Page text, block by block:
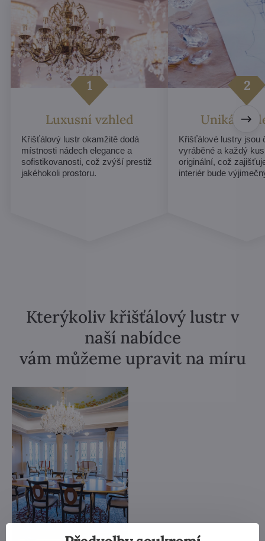
Luxusní vzhled
Křišťálový lustr okamžitě dodá
místnosti nádech elegance a
sofistikovanosti, což zvýší prestiž
jakéhokoli prostoru.
Unikátní
Křišťálové lustry jsou
vyráběné a každý
originální, což
interiér bude
Kterýkoliv křišťálový lustr v
naší nabídce
vám můžeme upravit na míru